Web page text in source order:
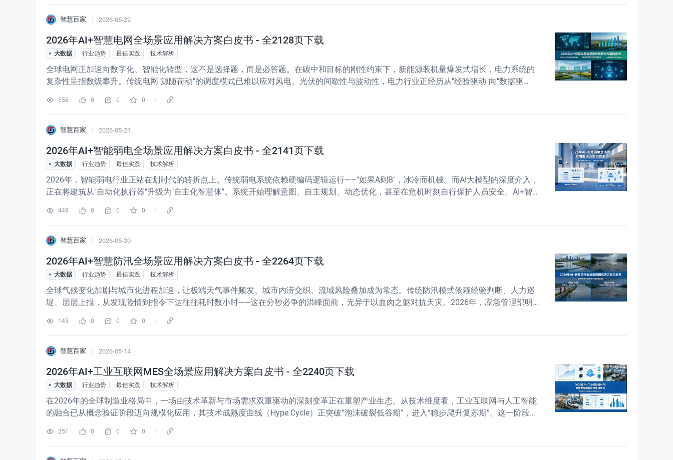
智慧百家 2026-05-22
2026年AI+智慧电网全场景应用解决方案白皮书 - 全2128页下载
大数据 行业趋势 最佳实践 技术解析
全球电网正加速向数字化、智能化转型，这不是选择题，而是必答题。在碳中和目标的刚性约束下，新能源装机量爆发式增长，电力系统的
复杂性呈指数级攀升。传统电网"源随荷动"的调度模式已难以应对风电、光伏的间歇性与波动性，电力行业正经历从"经验驱动"向"数据驱
心痛点的关键工具。智慧电网作
556 0 0 0
智慧百家 2026-05-21
2026年AI+智能弱电全场景应用解决方案白皮书 - 全2141页下载
大数据 行业趋势 最佳实践 技术解析
2026年，智能弱电行业正站在划时代的转折点上。传统弱电系统依赖硬编码逻辑运行——"如果A则B"，冰冷而机械。而AI大模型的深度介入，
正在将建筑从"自动化执行器"升级为"自主化智慧体"。系统开始理解意图、自主规划、动态优化，甚至在危机时刻自行保护人员安全。AI+智
皮书以"分层
449 0 0 0
智慧百家 2026-05-20
2026年AI+智慧防汛全场景应用解决方案白皮书 - 全2264页下载
大数据 行业趋势 最佳实践 技术解析
全球气候变化加剧与城市化进程加速，让极端天气事件频发、城市内涝交织、流域风险叠加成为常态。传统防汛模式依赖经验判断、人力巡
堤、层层上报，从发现险情到指令下达往往耗时数小时——这在分秒必争的洪峰面前，无异于以血肉之躯对抗天灾。2026年，应急管理部明
心理念，构建覆盖
145 0 0 0
智慧百家 2026-05-14
2026年AI+工业互联网MES全场景应用解决方案白皮书 - 全2240页下载
大数据 行业趋势 最佳实践 技术解析
在2026年的全球制造业格局中，一场由技术革新与市场需求双重驱动的深刻变革正在重塑产业生态。从技术维度看，工业互联网与人工智能
的融合已从概念验证阶段迈向规模化应用，其技术成熟度曲线（Hype Cycle）正突破“泡沫破裂低谷期”，进入“稳步爬升复苏期”。这一阶段，
的核心驱动
251 0 0 0